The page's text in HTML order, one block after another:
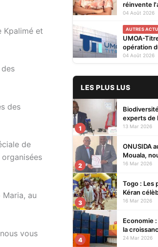
Kpalimé et
des
de
au
vous
réinvente
des
04 Août 2026
AUTRES
UMOA-
opération
20 milliards
04 Août 2026
LES PLUS LUS
1
experts de
Lomé pour
13 Mar 2026
2
ONUSIDA
Mouala,
pays
16 Mar 2026
3
Togo : Les
Kéran
16 Mar 2026
4
Economie
la
24 Mar 2026